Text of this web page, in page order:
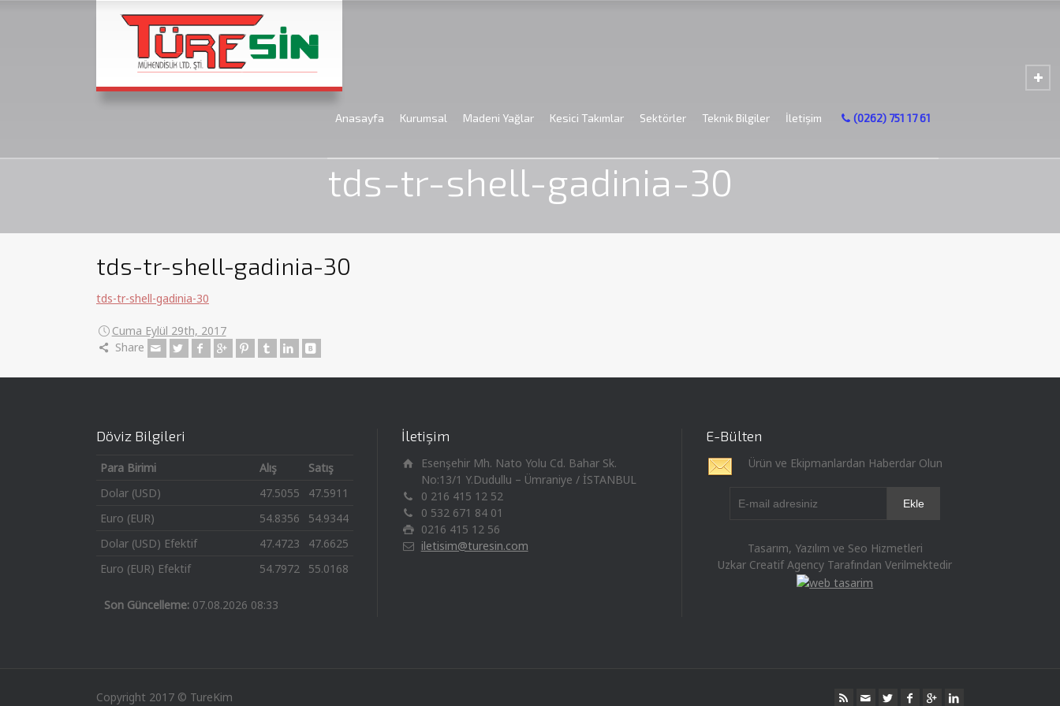
Anasayfa Kurumsal Madeni Yağlar Kesici Takımlar Sektörler Teknik Bilgiler İletişim (0262) 751 17 61
tds-tr-shell-gadinia-30
tds-tr-shell-gadinia-30
tds-tr-shell-gadinia-30
Cuma Eylül 29th, 2017
Share
Döviz Bilgileri
Para Birimi Alış
Satış
Dolar (USD)
47.5055
47.5911
Euro (EUR)
54.8356
54.9344
Dolar (USD) Efektif
47.4723
47.6625
Euro (EUR) Efektif
54.7972 55.0168
Son Güncelleme: 07.08.2026 08:33
İletişim
Esenşehir Mh. Nato Yolu Cd. Bahar Sk.
No:13/1 Y.Dudullu – Ümraniye / İSTANBUL
0 216 415 12 52
0 532 671 84 01
0216 415 12 56
iletisim@turesin.com
E-Bülten
Ürün ve Ekipmanlardan Haberdar Olun
Tasarım, Yazılım ve Seo Hizmetleri
Uzkar Creatif Agency Tarafından Verilmektedir
Copyright 2017 © TureKim